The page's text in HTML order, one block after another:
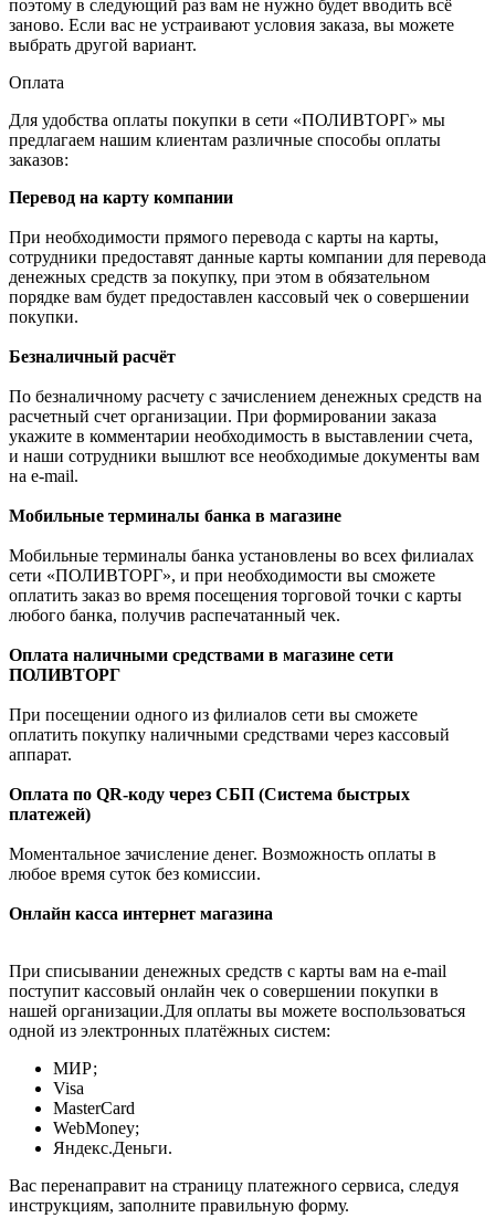
поэтому в следующий раз вам не нужно будет вводить всё
заново. Если вас не устраивают условия заказа, вы можете
выбрать другой вариант.
Оплата
Для удобства оплаты покупки в сети «ПОЛИВТОРГ» мы
предлагаем нашим клиентам различные способы оплаты
заказов:
Перевод на карту компании
При необходимости прямого перевода с карты на карты,
сотрудники предоставят данные карты компании для перевода
денежных средств за покупку, при этом в обязательном
порядке вам будет предоставлен кассовый чек о совершении
покупки.
Безналичный расчёт
По безналичному расчету с зачислением денежных средств на
расчетный счет организации. При формировании заказа
укажите в комментарии необходимость в выставлении счета,
и наши сотрудники вышлют все необходимые документы вам
на e-mail.
Мобильные терминалы банка в магазине
Мобильные терминалы банка установлены во всех филиалах
сети «ПОЛИВТОРГ», и при необходимости вы сможете
оплатить заказ во время посещения торговой точки с карты
любого банка, получив распечатанный чек.
Оплата наличными средствами в магазине сети
ПОЛИВТОРГ
При посещении одного из филиалов сети вы сможете
оплатить покупку наличными средствами через кассовый
аппарат.
Оплата по QR-коду через СБП (Система быстрых
платежей)
Моментальное зачисление денег. Возможность оплаты в
любое время суток без комиссии.
Онлайн касса интернет магазина
При списывании денежных средств с карты вам на e-mail
поступит кассовый онлайн чек о совершении покупки в
нашей организации.Для оплаты вы можете воспользоваться
одной из электронных платёжных систем:
МИР;
Visa
MasterCard
WebMoney;
Яндекс.Деньги.
Вас перенаправит на страницу платежного сервиса, следуя
инструкциям, заполните правильную форму.